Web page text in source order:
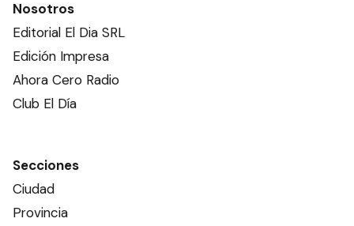
Nosotros
Editorial El Dia SRL
Edición Impresa
Ahora Cero Radio
Club El Día
Secciones
Ciudad
Provincia